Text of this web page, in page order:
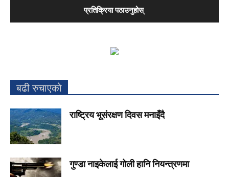
बढी रुचाएको
राष्ट्रिय भूसंरक्षण दिवस मनाइँदै
गुण्डा नाइकेलाई गोली हानि नियन्त्रणमा